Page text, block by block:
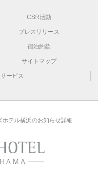
CSR活動
プレスリリース
宿泊約款
サイトマップ
ービス
テル横浜のお知らせ詳細